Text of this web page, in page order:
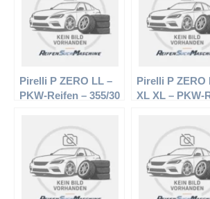
Pirelli P ZERO LL –
PKW-Reifen – 355/30
Pirelli P ZERO
XL XL – PKW-